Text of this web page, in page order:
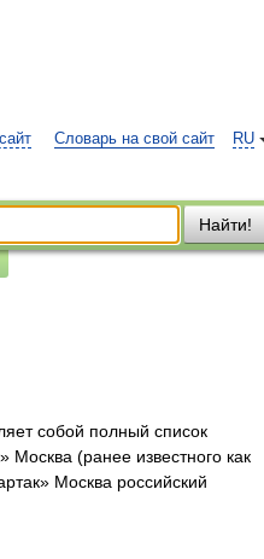
RU
Словарь на свой сайт
Найти!
собой полный список
Москва (ранее известного как
Москва российский